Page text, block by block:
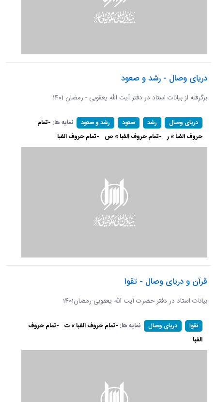
دریای وصال - رشد و صعود
برگرفته از بیانات استاد در دفتر آیت الله یعقوبی - رمضان 1401
دریای وصال رشد صعود رشد و صعود نمایه ها: -تمام
حروف الفبا » ر -تمام حروف الفبا » ص -تمام حروف الفبا
قرآن و دریای وصال - تقوا
بیانات استاد در دفتر حضرت آیت الله یعقوبی-رمضان1401
تقوا دریای وصال نمایه ها: -تمام حروف الفبا » ت -تمام حروف
الفبا